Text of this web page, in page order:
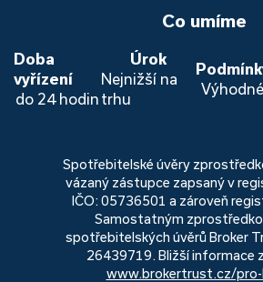
Co umíme
Doba
vyřízení
do 24 hodin
Úrok
Nejnižší na
trhu
Výhodné
Spotřebitelské úvěry
vázaný zástupce zapsaný v
IČO: 05736501 a zároveň
Samostatným
spotřebitelských úvěrů Broker
26439719. Bližší informace
www.brokertrust.cz/